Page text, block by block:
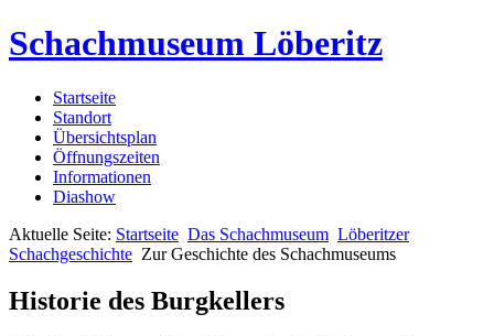
Schachmuseum Löberitz
Startseite
Standort
Übersichtsplan
Öffnungszeiten
Informationen
Diashow
Aktuelle Seite: Startseite Das Schachmuseum Löberitzer
Schachgeschichte Zur Geschichte des Schachmuseums
Historie des Burgkellers